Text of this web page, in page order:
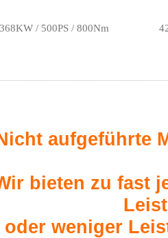
368KW / 500PS / 800Nm
aufgeführte
bieten zu fast
oder weniger